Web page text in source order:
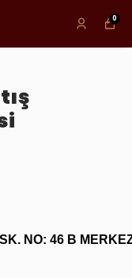
0
NO: 46 B